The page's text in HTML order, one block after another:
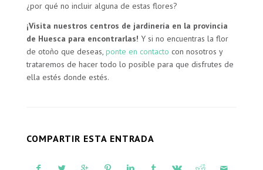
¿por qué no incluir alguna de estas flores?
¡Visita nuestros centros de jardinería en la provincia
de Huesca para encontrarlas! Y si no encuentras la flor
de otoño que deseas,ponte en contacto con nosotros y
trataremos de hacer todo lo posible para que disfrutes de
ella estés donde estés.
COMPARTIR ESTA ENTRADA